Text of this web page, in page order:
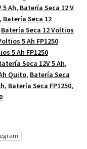
5 Ah, Batería Seca 12 V
, Batería Seca 12
Batería Seca 12 Voltios
5 Ah FP1250
5 Ah FP1250
Seca 12V 5 Ah,
Quito, Batería Seca
, Batería Seca FP1250,